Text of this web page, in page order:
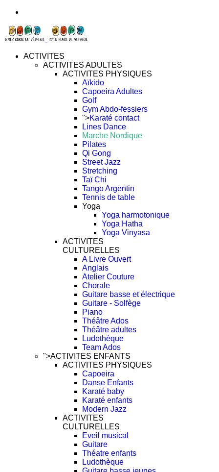
ACTIVITES
ACTIVITES ADULTES
ACTIVITES PHYSIQUES
Aïkido
Capoeira Adultes
Golf
Gym Abdo-fessiers
">Karaté contact
Lines Dance
Marche Nordique
Pilates
Qi Gong
Street Jazz
Stretching
Taï Chi
Tango Argentin
Tennis de table
Yoga
Yoga harmotonique
Yoga Hatha
Yoga Vinyasa
ACTIVITES
CULTURELLES
A Livre Ouvert
Anglais
Atelier Couture
Chorale
Guitare basse et électrique
Guitare - Solfège
Piano
Théâtre Ados
Théâtre adultes
Ludothèque
Team Ados
">ACTIVITES ENFANTS
ACTIVITES PHYSIQUES
Capoeira
Danse Enfants
Karaté baby
Karaté enfants
Modern Jazz
ACTIVITES
CULTURELLES
Eveil musical
Guitare
Théatre enfants
Ludothèque